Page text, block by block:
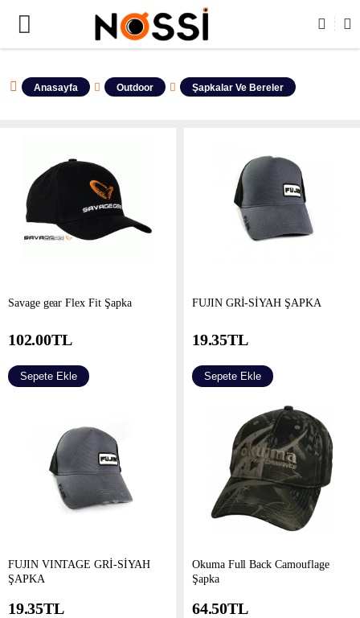
TAMAMI DEMODUR SATIŞA KAPALIDIR !
Anasayfa Outdoor Şapkalar Ve Bereler
Savage gear Flex Fit Şapka
102.00TL
Sepete Ekle
FUJIN GRİ-SİYAH ŞAPKA
19.35TL
Sepete Ekle
FUJIN VINTAGE GRİ-SİYAH
ŞAPKA
19.35TL
Okuma Full Back Camouflage
Şapka
64.50TL